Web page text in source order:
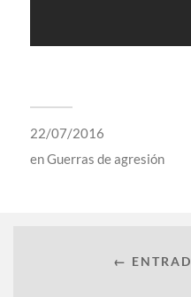
22/07/2016
enGuerras de agresión
←